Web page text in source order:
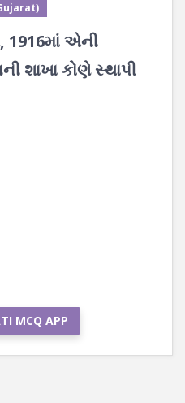
1916માં એની
શાખા કોણે સ્થાપી
MCQ APP